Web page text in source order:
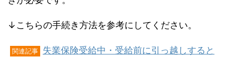
↓こちらの手続き方法を参考にしてください。
関連記事
失業保険受給中・受給前に引っ越しすると